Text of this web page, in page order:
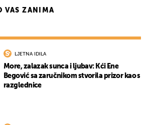
VAS ZANIMA
LJETNA IDILA
More, zalazak sunca i ljubav: Kći Ene
Begović sa zaručnikom stvorila prizor kao s
razglednice